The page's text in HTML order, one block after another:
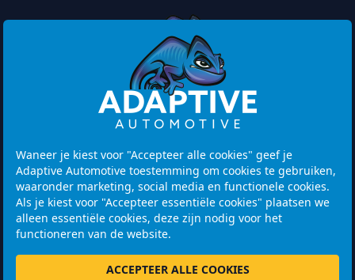
Waneer je kiest voor "Accepteer alle cookies" geef je
Adaptive Automotive toestemming om cookies te gebruiken,
waaronder marketing, social media en functionele cookies.
Als je kiest voor "Accepteer essentiële cookies" plaatsen we
alleen essentiële cookies, deze zijn nodig voor het
functioneren van de website.
ACCEPTEER ALLE COOKIES
Watermolen 29
6229 PM MAASTRICHT
Openingstijden:
Let op! Bezoek is alleen mogelijk na het maken van een
afspraak.
+31 46 202 1131